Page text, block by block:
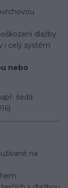
dlažby
i celý systém
nebo
šedá
na